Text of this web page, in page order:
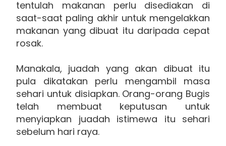
tentulah makanan perlu disediakan di
saat-saat paling akhir untuk mengelakkan
makanan yang dibuat itu daripada cepat
rosak.
Manakala, juadah yang akan dibuat itu
pula dikatakan perlu mengambil masa
sehari untuk disiapkan. Orang-orang Bugis
telah membuat keputusan untuk
menyiapkan juadah istimewa itu sehari
sebelum hari raya.